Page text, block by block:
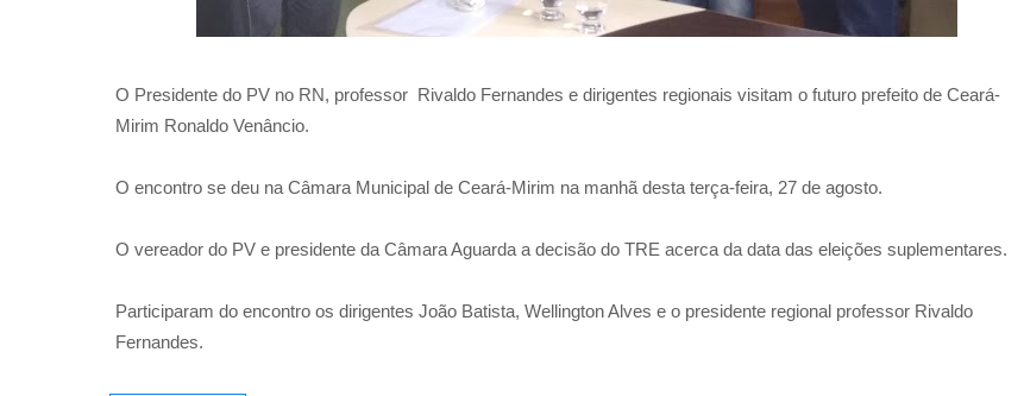
O Presidente do PV no RN, professor Rivaldo Fernandes e dirigentes regionais visitam o futuro prefeito de Ceará-
Mirim Ronaldo Venâncio.
O encontro se deu na Câmara Municipal de Ceará-Mirim na manhã desta terça-feira, 27 de agosto.
O vereador do PV e presidente da Câmara Aguarda a decisão do TRE acerca da data das eleições suplementares.
Participaram do encontro os dirigentes João Batista, Wellington Alves e o presidente regional professor Rivaldo
Fernandes.